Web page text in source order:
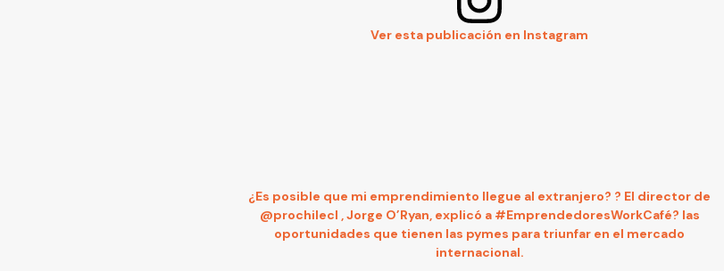
Ver esta publicación en Instagram
¿Es posible que mi emprendimiento llegue al extranjero? ? El director de
@prochilecl , Jorge O’Ryan, explicó a #EmprendedoresWorkCafé? las
oportunidades que tienen las pymes para triunfar en el mercado
internacional.